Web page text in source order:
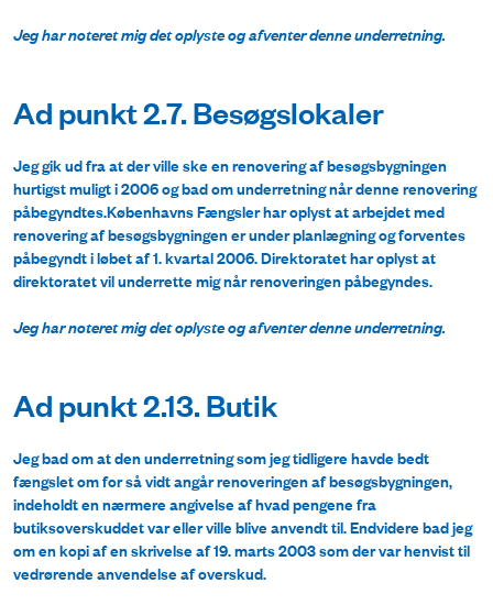
Jeg har noteret mig det oplyste og afventer denne underretning.
Ad punkt 2.7. Besøgslokaler
Jeg gik ud fra at der ville ske en renovering af besøgsbygningen
hurtigst muligt i 2006 og bad om underretning når denne renovering
påbegyndtes.Københavns Fængsler har oplyst at arbejdet med
renovering af besøgsbygningen er under planlægning og forventes
påbegyndt i løbet af 1. kvartal 2006. Direktoratet har oplyst at
direktoratet vil underrette mig når renoveringen påbegyndes.
Jeg har noteret mig det oplyste og afventer denne underretning.
Ad punkt 2.13. Butik
Jeg bad om at den underretning som jeg tidligere havde bedt
fængslet om for så vidt angår renoveringen af besøgsbygningen,
indeholdt en nærmere angivelse af hvad pengene fra
butiksoverskuddet var eller ville blive anvendt til. Endvidere bad jeg
om en kopi af en skrivelse af 19. marts 2003 som der var henvist til
vedrørende anvendelse af overskud.